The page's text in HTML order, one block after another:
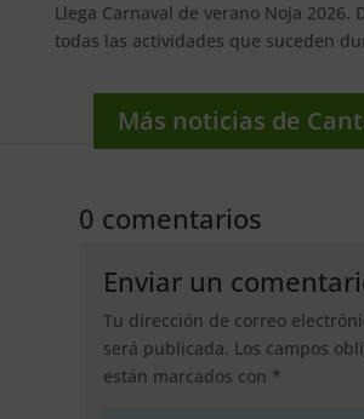
Llega Carnaval de verano Noja 2026.
todas las actividades que suceden
Más noticias de
0 comentarios
Enviar un
Tu dirección de correo
será publicada. Los campos
están marcados con *